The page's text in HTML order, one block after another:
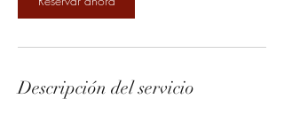
n
Descripción del servicio